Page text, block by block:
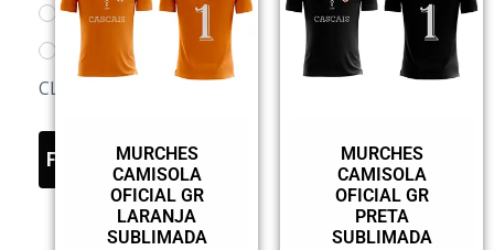
GRF MURCHES
LOJA DOS
CLUBES
FILTER
MURCHES
CAMISOLA
OFICIAL GR
LARANJA
SUBLIMADA
MURCHES
CAMISOLA
OFICIAL GR
PRETA
SUBLIMADA